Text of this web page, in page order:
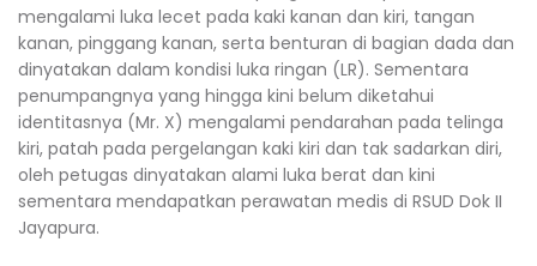
mengalami luka lecet pada kaki kanan dan kiri, tangan
kanan, pinggang kanan, serta benturan di bagian dada dan
dinyatakan dalam kondisi luka ringan (LR). Sementara
penumpangnya yang hingga kini belum diketahui
identitasnya (Mr. X) mengalami pendarahan pada telinga
kiri, patah pada pergelangan kaki kiri dan tak sadarkan diri,
oleh petugas dinyatakan alami luka berat dan kini
sementara mendapatkan perawatan medis di RSUD Dok II
Jayapura.